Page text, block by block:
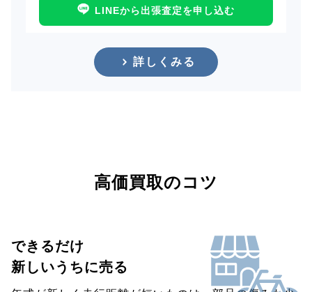
LINEから出張査定を申し込む
詳しくみる
高価買取のコツ
できるだけ
新しいうちに売る